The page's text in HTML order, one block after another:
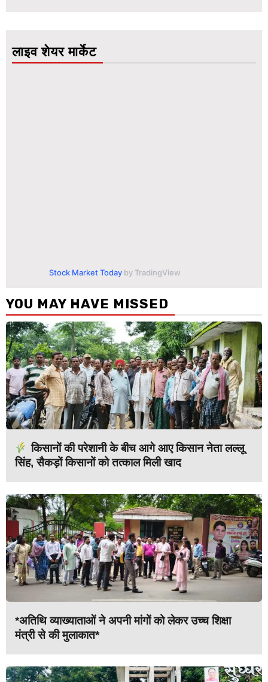
लाइव शेयर मार्केट
Stock Market Today by TradingView
YOU MAY HAVE MISSED
किसानों की परेशानी के बीच आगे आए किसान नेता लल्लू
सिंह, सैकड़ों किसानों को तत्काल मिली खाद
*अतिथि व्याख्याताओं ने अपनी मांगों को लेकर उच्च शिक्षा
मंत्री से की मुलाकात*